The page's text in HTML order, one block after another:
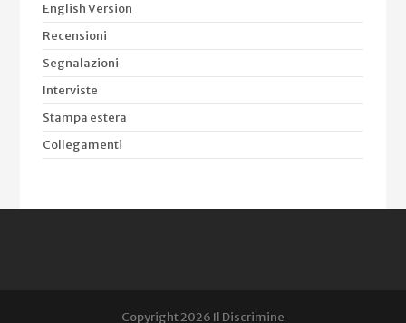
English Version
Recensioni
Segnalazioni
Interviste
Stampa estera
Collegamenti
Copyright 2026 Il Discrimine